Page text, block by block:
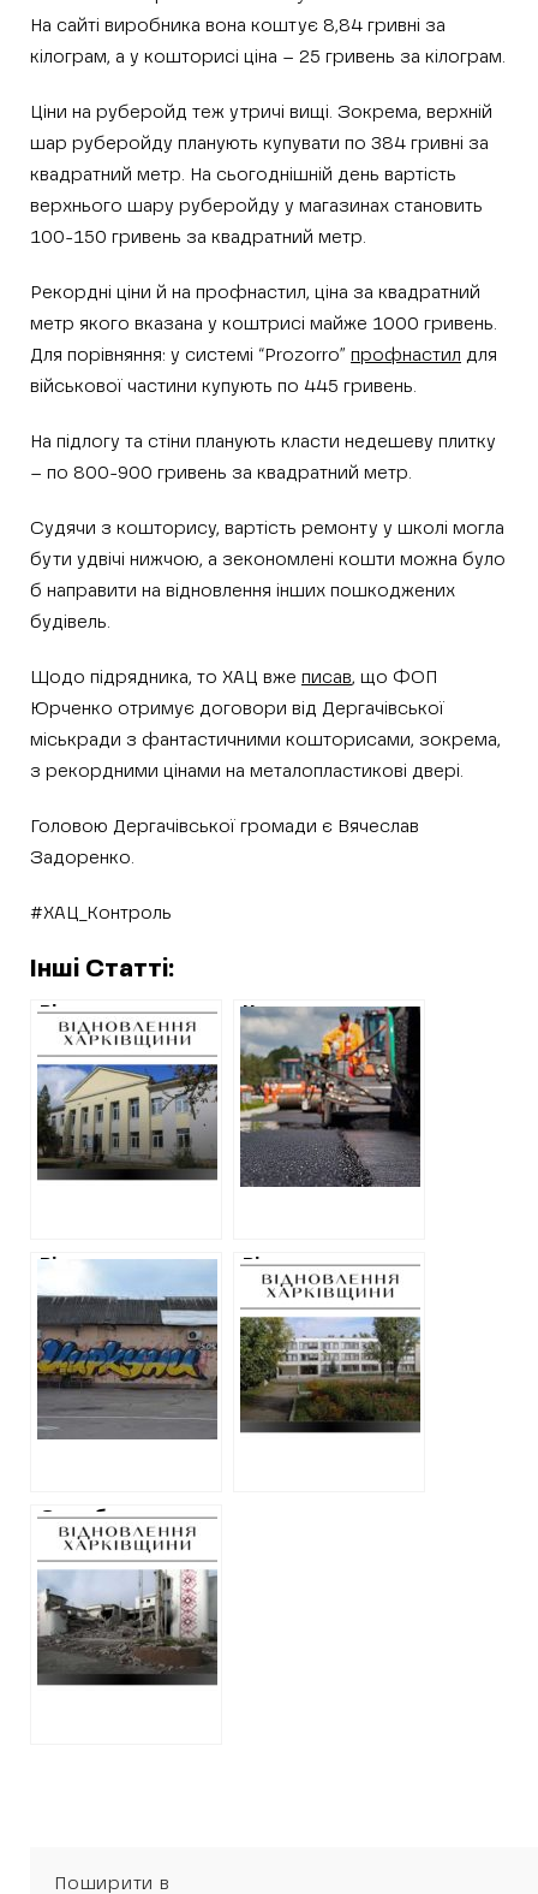
На сайті виробника вона коштує 8,84 гривні за
кілограм, а у кошторисі ціна – 25 гривень за кілограм.
Ціни на руберойд теж утричі вищі. Зокрема, верхній
шар руберойду планують купувати по 384 гривні за
квадратний метр. На сьогоднішній день вартість
верхнього шару руберойду у магазинах становить
100-150 гривень за квадратний метр.
Рекордні ціни й на профнастил, ціна за квадратний
метр якого вказана у коштрисі майже 1000 гривень.
Для порівняння: у системі “Prozorro” профнастил для
військової частини купують по 445 гривень.
На підлогу та стіни планують класти недешеву плитку
– по 800-900 гривень за квадратний метр.
Судячи з кошторису, вартість ремонту у школі могла
бути удвічі нижчою, а зекономлені кошти можна було
б направити на відновлення інших пошкоджених
будівель.
Щодо підрядника, то ХАЦ вже писав, що ФОП
Юрченко отримує договори від Дергачівської
міськради з фантастичними кошторисами, зокрема,
з рекордними цінами на металопластикові двері.
Головою Дергачівської громади є Вячеслав
Задоренко.
#ХАЦ_Контроль
Інші Статті:
Відновлення
Ізюму:
“Житлобуд-1”
зробить
капремонт
будинку з
економією у 14
Новостворена
фірма з оточення
Шатохіна
отримала майже
двадцять
підрядів на
ремонт доріг у
Дергачах
Відновлення
Харківщини: у
Циркунах
планують
створити дизайн
міського
середовища
Відновлення
ліцею у Старому
Салтові за 200
мільйонів:
підрядник та
фантастичні
переплати
Служба
відновлення
оголосила
перший тендер на
ремонт будівель
на Харківщині
Поширити в